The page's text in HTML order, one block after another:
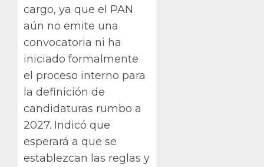
cargo, ya que el PAN
aún no emite una
convocatoria ni ha
iniciado formalmente
el proceso interno para
la definición de
candidaturas rumbo a
2027. Indicó que
esperará a que se
establezcan las reglas y